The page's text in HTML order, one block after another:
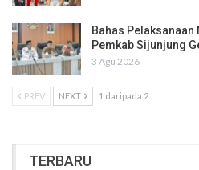
Bahas Pelaksanaan
Pemkab Sijunjung
3 Agu 2026
PREV NEXT 1 daripada 2
TERBARU